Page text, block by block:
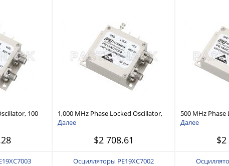
100
Noise -110
1,000 MHz Phase Locked Oscillator,
100 MHz External Ref., Phase Noise
Далее
$2 708.61
500 MHz
MHz External
Далее
$2
Осцилляторы PE19XC7002